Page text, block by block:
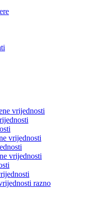
vrijednosti
vrijednosti
vrijednosti
razno